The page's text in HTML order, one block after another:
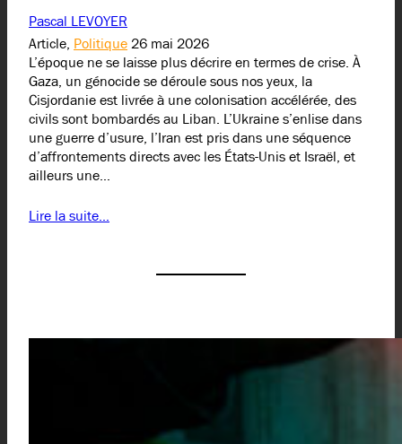
Pascal LEVOYER
Article, Politique26 mai 2026
L’époque ne se laisse plus décrire en termes de crise. À
Gaza, un génocide se déroule sous nos yeux, la
Cisjordanie est livrée à une colonisation accélérée, des
civils sont bombardés au Liban. L’Ukraine s’enlise dans
une guerre d’usure, l’Iran est pris dans une séquence
d’affrontements directs avec les États-Unis et Israël, et
ailleurs une…
Lire la suite…